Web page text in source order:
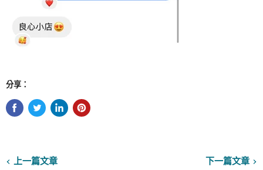
分享：
上一篇文章 下一篇文章